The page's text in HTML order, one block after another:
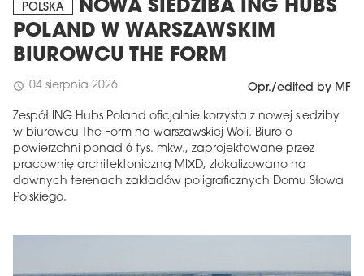
POLSKA
NOWA SIEDZIBA ING HUBS
POLAND W WARSZAWSKIM
BIUROWCU THE FORM
schedule 04 sierpnia 2026 Opr./edited by MF
Zespół ING Hubs Poland oficjalnie korzysta z nowej siedziby
w biurowcu The Form na warszawskiej Woli. Biuro o
powierzchni ponad 6 tys. mkw., zaprojektowane przez
pracownię architektoniczną MIXD, zlokalizowano na
dawnych terenach zakładów poligraficznych Domu Słowa
Polskiego.